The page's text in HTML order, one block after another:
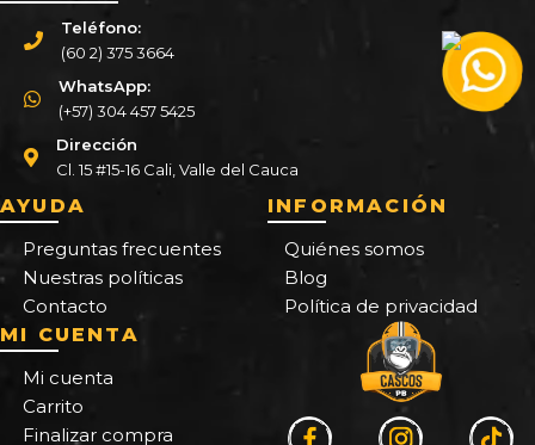
Teléfono:
(60 2) 375 3664
WhatsApp:
(+57) 304 457 5425
Dirección
Cl. 15 #15-16 Cali, Valle del Cauca
AYUDA
Preguntas frecuentes
Nuestras políticas
Contacto
INFORMACIÓN
Quiénes somos
Blog
Política de privacidad
MI CUENTA
Mi cuenta
Carrito
Finalizar compra